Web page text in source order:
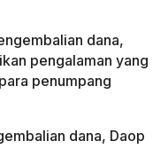
dana,
pengalaman yang
penumpang
dana, Daop